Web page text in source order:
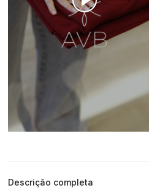
Descrição completa